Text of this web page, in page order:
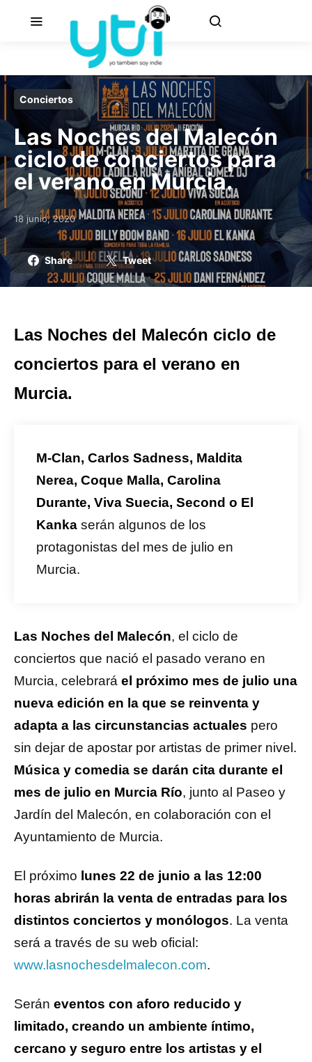
Conciertos
Las Noches del Malecón
ciclo de conciertos para
el verano en Murcia.
Posted on
18 junio, 2020
Share Tweet
Las Noches del Malecón ciclo de
conciertos para el verano en
Murcia.
M-Clan, Carlos Sadness, Maldita
Nerea, Coque Malla, Carolina
Durante, Viva Suecia, Second o El
Kanka serán algunos de los
protagonistas del mes de julio en
Murcia.
Las Noches del Malecón, el ciclo de
conciertos que nació el pasado verano en
Murcia, celebrará el próximo mes de julio una
nueva edición en la que se reinventa y
adapta a las circunstancias actuales pero
sin dejar de apostar por artistas de primer nivel.
Música y comedia se darán cita durante el
mes de julio en Murcia Río, junto al Paseo y
Jardín del Malecón, en colaboración con el
Ayuntamiento de Murcia.
El próximo lunes 22 de junio a las 12:00
horas abrirán la venta de entradas para los
distintos conciertos y monólogos. La venta
será a través de su web oficial:
www.lasnochesdelmalecon.com.
Serán eventos con aforo reducido y
limitado, creando un ambiente íntimo,
cercano y seguro entre los artistas y el